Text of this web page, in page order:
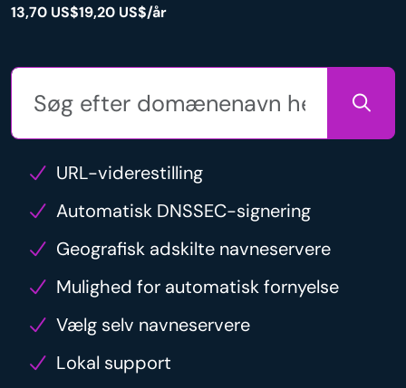
13,70 US$19,20 US$/år
URL-viderestilling
Automatisk DNSSEC-signering
Geografisk adskilte navneservere
Mulighed for automatisk fornyelse
Vælg selv navneservere
Lokal support